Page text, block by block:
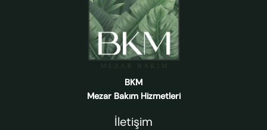
BKM
Mezar Bakım Hizmetleri
İletişim